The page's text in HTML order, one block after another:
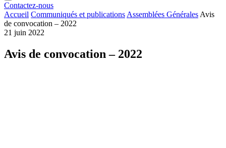
Contactez-nous
Accueil Communiqués et publications Assemblées Générales Avis
de convocation – 2022
21 juin 2022
Avis de convocation – 2022